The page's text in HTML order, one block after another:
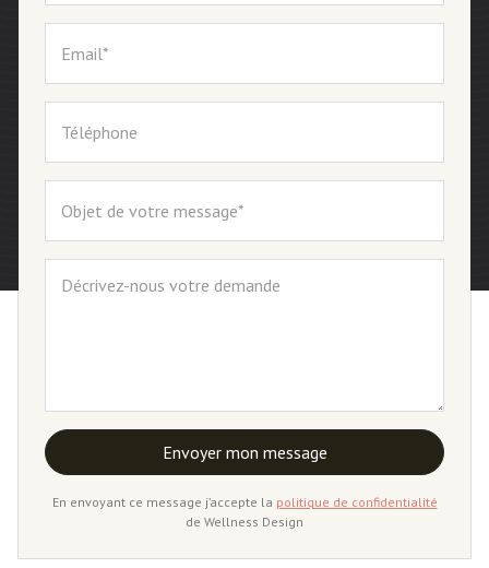
En envoyant ce message j’accepte la politique de confidentialité
de Wellness Design